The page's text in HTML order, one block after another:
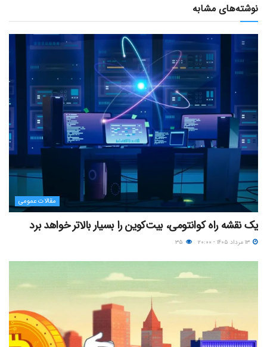
نوشته‌های مشابه
مقالات عمومی
یک نقشه راه کوانتومی، بیت‌کوین را بسیار بالاتر خواهد برد